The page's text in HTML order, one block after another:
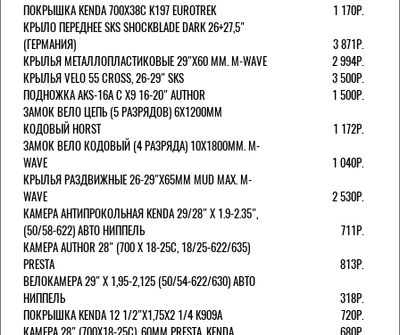
ПОКРЫШКА KENDA 700Х38С K197 EUROTREK
1 170Р.
КРЫЛО ПЕРЕДНЕЕ SKS SHOCKBLADE DARK 26+27,5"
(ГЕРМАНИЯ)
3 871Р.
КРЫЛЬЯ МЕТАЛЛОПЛАСТИКОВЫЕ 29"Х60 ММ. M-WAVE
2 994Р.
КРЫЛЬЯ VELO 55 CROSS, 26-29" SKS
3 500Р.
ПОДНОЖКА AKS-16A C X9 16-20" AUTHOR
1 500Р.
ЗАМОК ВЕЛО ЦЕПЬ (5 РАЗРЯДОВ) 6Х1200ММ
КОДОВЫЙ HORST
1 172Р.
ЗАМОК ВЕЛО КОДОВЫЙ (4 РАЗРЯДА) 10Х1800ММ. M-
WAVE
1 040Р.
КРЫЛЬЯ РАЗДВИЖНЫЕ 26-29"Х65ММ MUD MAX. M-
WAVE
2 530Р.
КАМЕРА АНТИПРОКОЛЬНАЯ KENDA 29/28" Х 1.9-2.35",
(50/58-622) АВТО НИППЕЛЬ
711Р.
КАМЕРА AUTHOR 28" (700 Х 18-25С, 18/25-622/635)
PRESTA
813Р.
ВЕЛОКАМЕРА 29" X 1,95-2,125 (50/54-622/630) АВТО
НИППЕЛЬ
318Р.
ПОКРЫШКА KENDA 12 1/2"Х1,75X2 1/4 K909A
720Р.
КАМЕРА 28" (700Х18-25С), 60ММ PRESTA. KENDA
680Р.